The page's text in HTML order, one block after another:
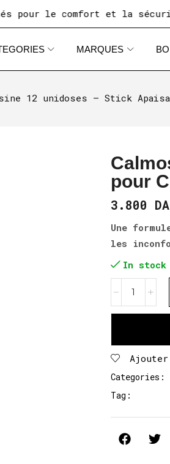
le comfort et la sécurité de
MARQUES
12 unidoses – Stick
pour
3.800 DA
Une
les
In stock
Categories:
Tag: